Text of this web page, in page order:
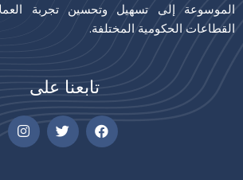
الموسوعة إلى تسهيل وتحسين تجربة
القطاعات الحكومية المختلفة.
تابعنا على